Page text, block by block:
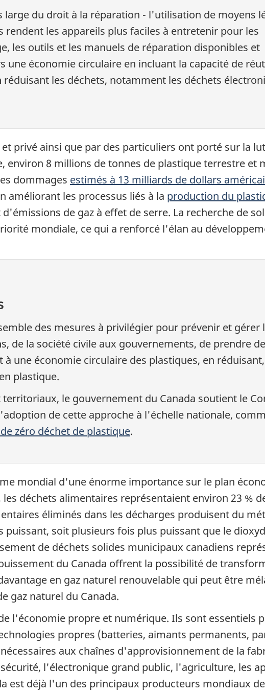
du droit à la réparation - l'utilisation de moyens
les appareils plus faciles à entretenir pour les
les outils et les manuels de réparation disponibles et
économie circulaire en incluant la capacité de
les déchets, notamment les déchets
privé ainsi que par des particuliers ont porté sur la
environ 8 millions de tonnes de plastique terrestre et
dommages estimés à 13 milliards de dollars
améliorant les processus liés à la production du
de gaz à effet de serre. La recherche de
mondiale, ce qui a renforcé l'élan au
des mesures à privilégier pour prévenir et gérer
de la société civile aux gouvernements, de prendre
une économie circulaire des plastiques, en
plastique.
le gouvernement du Canada soutient le
de cette approche à l'échelle nationale,
zéro déchet de plastique.
mondial d'une énorme importance sur le plan
les déchets alimentaires représentaient environ 23 %
éliminés dans les décharges produisent du
soit plusieurs fois plus puissant que le
de déchets solides municipaux canadiens
du Canada offrent la possibilité de
en gaz naturel renouvelable qui peut être
gaz naturel du Canada.
l'économie propre et numérique. Ils sont essentiels
propres (batteries, aimants permanents,
aux chaînes d'approvisionnement de la
l'électronique grand public, l'agriculture, les
est déjà l'un des principaux producteurs mondiaux